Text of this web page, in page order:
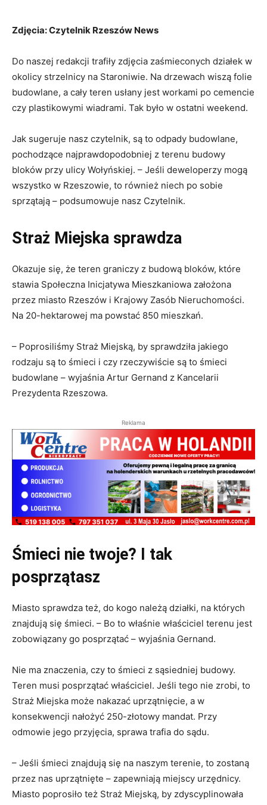
Zdjęcia: Czytelnik Rzeszów News
Do naszej redakcji trafiły zdjęcia zaśmieconych działek w
okolicy strzelnicy na Staroniwie. Na drzewach wiszą folie
budowlane, a cały teren usłany jest workami po cemencie
czy plastikowymi wiadrami. Tak było w ostatni weekend.
Jak sugeruje nasz czytelnik, są to odpady budowlane,
pochodzące najprawdopodobniej z terenu budowy
bloków przy ulicy Wołyńskiej. – Jeśli deweloperzy mogą
wszystko w Rzeszowie, to również niech po sobie
sprzątają – podsumowuje nasz Czytelnik.
Straż Miejska sprawdza
Okazuje się, że teren graniczy z budową bloków, które
stawia Społeczna Inicjatywa Mieszkaniowa założona
przez miasto Rzeszów i Krajowy Zasób Nieruchomości.
Na 20-hektarowej ma powstać 850 mieszkań.
– Poprosiliśmy Straż Miejską, by sprawdziła jakiego
rodzaju są to śmieci i czy rzeczywiście są to śmieci
budowlane – wyjaśnia Artur Gernand z Kancelarii
Prezydenta Rzeszowa.
Reklama
Śmieci nie twoje? I tak
posprzątasz
Miasto sprawdza też, do kogo należą działki, na których
znajdują się śmieci. – Bo to właśnie właściciel terenu jest
zobowiązany go posprzątać – wyjaśnia Gernand.
Nie ma znaczenia, czy to śmieci z sąsiedniej budowy.
Teren musi posprzątać właściciel. Jeśli tego nie zrobi, to
Straż Miejska może nakazać uprzątnięcie, a w
konsekwencji nałożyć 250-złotowy mandat. Przy
odmowie jego przyjęcia, sprawa trafia do sądu.
– Jeśli śmieci znajdują się na naszym terenie, to zostaną
przez nas uprzątnięte – zapewniają miejscy urzędnicy.
Miasto poprosiło też Straż Miejską, by zdyscyplinowała